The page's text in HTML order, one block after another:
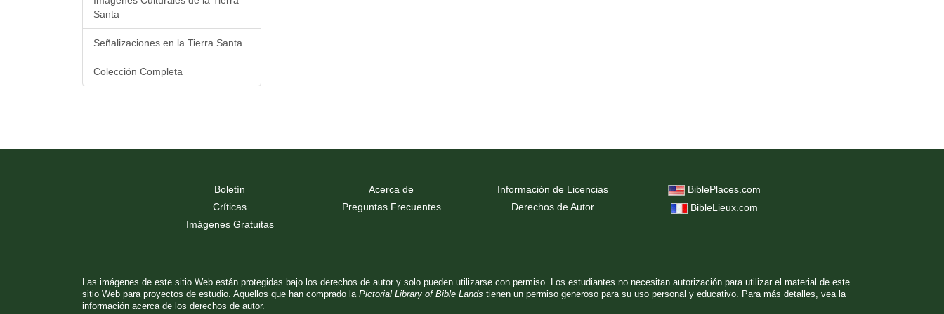
Santa
Señalizaciones en la Tierra Santa
Colección Completa
Boletín
Críticas
Imágenes Gratuitas
Acerca de
Preguntas Frecuentes
Información de Licencias
Derechos de Autor
BiblePlaces.com
BibleLieux.com
Las imágenes de este sitio Web están protegidas bajo los derechos de autor y solo pueden utilizarse con permiso. Los estudiantes no necesitan autorización para utilizar el material de este
sitio Web para proyectos de estudio. Aquellos que han comprado la Pictorial Library of Bible Lands tienen un permiso generoso para su uso personal y educativo. Para más detalles, vea la
información acerca de los derechos de autor.